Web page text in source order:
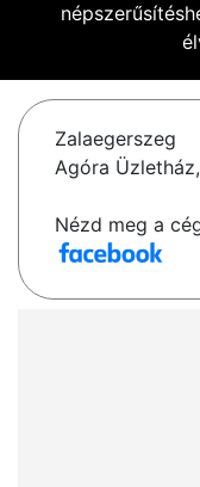
Zalaegerszeg
Agóra
Nézd meg a